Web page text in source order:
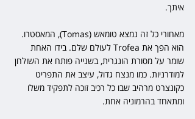
איתך.
מאחורי כל זה נמצא טומאש (Tomas), המאסטרו.
הוא הפך את Trofea לעולם שלם. בידו האחת
שומר על מסורת הונגרית, בשנייה פותח את השולחן
למודרניות. כמו מנצח גדול, עיצב את התפריט
כקונצרט מרהיב שבו כל רכיב זוכה לתפקיד משלו
ומתאחד בהרמוניה אחת.